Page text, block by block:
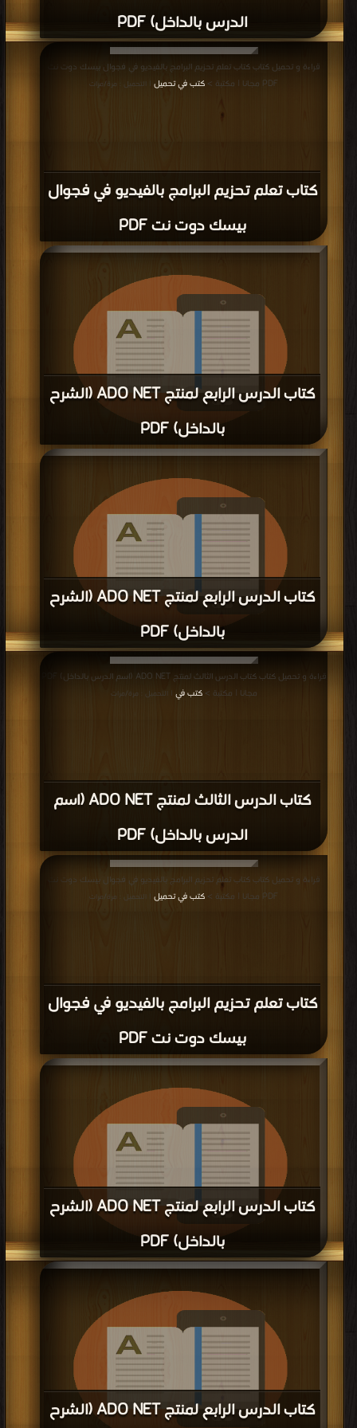
الدرس بالداخل) PDF
كتاب تعلم تحزيم البرامج بالفيديو في فجوال
بيسك دوت نت PDF
قراءة و تحميل كتاب كتاب تعلم تحزيم البرامج بالفيديو في فجوال بيسك دوت نت
PDF مجانا | مكتبة >
كتب في تحميل | التحميل : مرة/مرات
كتاب الدرس الرابع لمنتج ADO NET (الشرح
بالداخل) PDF
قراءة و تحميل كتاب كتاب الدرس الرابع لمنتج ADO NET (الشرح بالداخل) PDF مجانا
كتب في| التحميل : مرة/مرات
كتاب الدرس الرابع لمنتج ADO NET (الشرح
بالداخل) PDF
قراءة و تحميل كتاب كتاب الدرس الرابع لمنتج ADO NET (الشرح بالداخل) PDF مجانا
| مكتبة >كتب في تحميل | التحميل : مرة/مرات
كتاب الدرس الثالث لمنتج ADO NET (اسم
الدرس بالداخل) PDF
مجانا | مكتبة >كتب في | التحميل : مرة/مرات
كتاب تعلم تحزيم البرامج بالفيديو في فجوال
بيسك دوت نت PDF
قراءة و تحميل كتاب كتاب تعلم تحزيم البرامج بالفيديو في فجوال بيسك دوت نت
PDF مجانا | مكتبة >
كتب في تحميل | التحميل : مرة/مرات
كتاب الدرس الرابع لمنتج ADO NET (الشرح
بالداخل) PDF
قراءة و تحميل كتاب كتاب الدرس الرابع لمنتج ADO NET (الشرح بالداخل) PDF مجانا
كتب في| التحميل : مرة/مرات
كتاب الدرس الرابع لمنتج ADO NET (الشرح